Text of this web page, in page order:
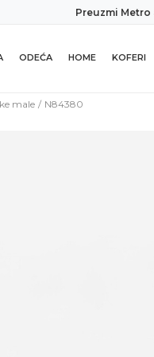
Metro aplikaciju
ODEĆA HOME KOFERI
male N84380